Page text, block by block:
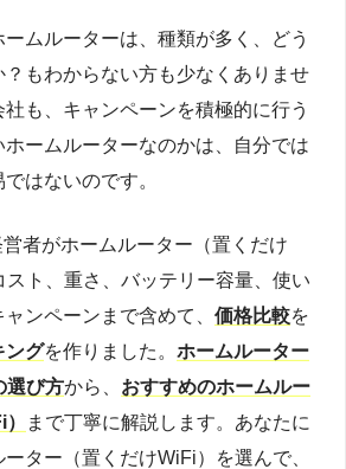
ムルーターは、種類が多く、どう
？もわからない方も少なくありませ
も、キャンペーンを積極的に行う
ームルーターなのかは、自分では
はないのです。
者がホームルーター（置くだけ
ト、重さ、バッテリー容量、使い
ンペーンまで含めて、 価格比較を
ングを作りました。 ホームルーター
選び方から、 おすすめのホームルー
まで丁寧に解説します。あなたに
ター（置くだけWiFi）を選んで、